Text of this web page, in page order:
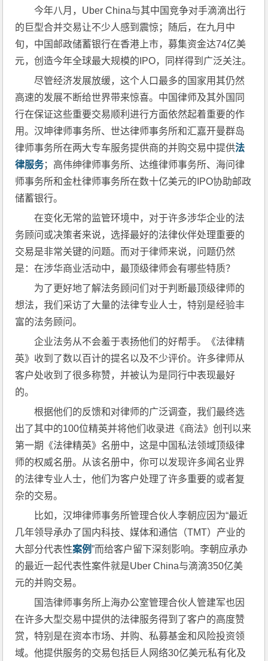
今年八月，Uber China与其中国竞争对手滴滴出行
的巨型合并交易让不少人感到震惊；随后，在九月中
旬，中国邮政储蓄银行在香港上市，募集资金达74亿美
元，创造今年全球最大规模的IPO，同样得到广泛关注。
尽管经济发展放缓，这个人口最多的国家用其仍然
高速的发展不断给世界带来惊喜。中国律师及其外国同
行在保证这些重要交易顺利进行方面依然起着重要的作
用。汉坤律师事务所、世达律师事务所和汇嘉开曼群岛
律师事务所在两大专车服务提供商的并购交易中提供法
律服务；高伟绅律师事务所、达维律师事务所、海问律
师事务所和金杜律师事务所在数十亿美元的IPO协助邮政
储蓄银行。
在变化无常的监管环境中，对于许多涉华企业的法
务顾问或决策者来说，选择最好的法律伙伴处理重要的
交易是非常关键的问题。而对于律师来说，问题仍然
是：在涉华商业活动中，最顶级律师会有哪些特质？
为了更好地了解法务顾问们对于判断最顶级律师的
想法，我们采访了大量的法律专业人士，特别是经验丰
富的法务顾问。
企业法务从不会羞于表扬他们的好帮手。《法律精
英》收到了数以百计的提名以及不少评价。许多律师从
客户处收到了很多称赞，并被认为是同行中表现最好
的。
根据他们的反馈和对律师的广泛调查，我们最终选
出了其中的100位精英并将他们收录进《商法》创刊以来
第一期《法律精英》名册中，这是中国私法领域顶级律
师的权威名册。从该名册中，你可以发现许多闻名业界
的法律专业人士，他们为客户处理了许多重要的或者复
杂的交易。
比如，汉坤律师事务所管理合伙人李朝应因为“最近
几年领导承办了国内科技、媒体和通信（TMT）产业的
大部分代表性案例”而给客户留下深刻影响。李朝应承办
的最近一起代表性案件就是Uber China与滴滴350亿美
元的并购交易。
国浩律师事务所上海办公室管理合伙人管建军也因
在许多大型交易中提供的法律服务得到了客户的高度赞
赏，特别是在资本市场、并购、私募基金和风险投资领
域。他提供服务的交易包括巨人网络30亿美元私有化及